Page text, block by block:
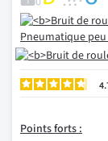
Points forts :